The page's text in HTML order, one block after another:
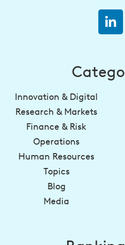
Innovation & Digital
Research & Markets
Finance & Risk
Operations
Human Resources
Topics
Blog
Media